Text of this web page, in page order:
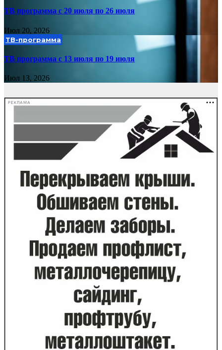
ТВ программа с 20 июля по 26 июля
Июл 20, 2026
ТВ-программа
ТВ программа с 13 июля по 19 июля
Июл 13, 2026
РЕКЛАМА